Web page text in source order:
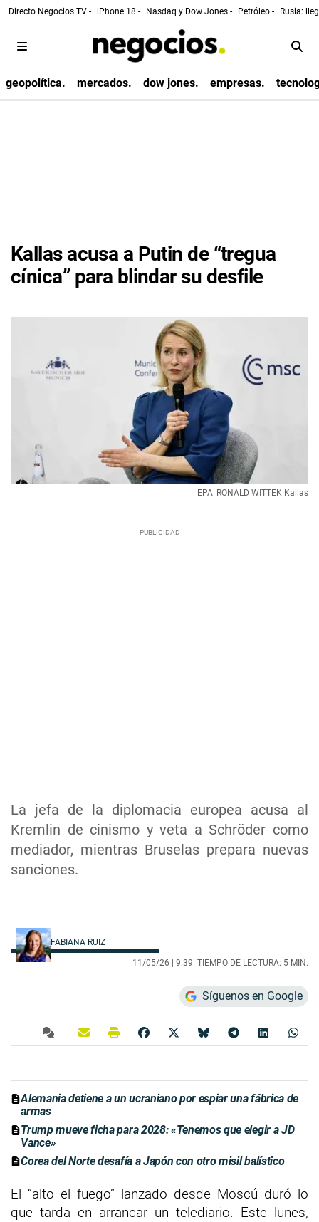
Directo Negocios TV - iPhone 18 - Nasdaq y Dow Jones - Petróleo - Rusia:
geopolítica. mercados. dow jones. empresas.
Kallas acusa a Putin de “tregua
cínica” para blindar su desfile
La jefa de la diplomacia europea acusa al
Kremlin de cinismo y veta a Schröder como
mediador, mientras Bruselas prepara nuevas
sanciones.
EPA_RONALD WITTEK Kallas
FABIANA RUIZ
11/05/26 | 9:39 | TIEMPO DE LECTURA: 5 MIN.
Síguenos en Google
Alemania detiene a un ucraniano por espiar una fábrica de
armas
Trump mueve ficha para 2028: «Tenemos que elegir a JD
Vance»
Corea del Norte desafía a Japón con otro misil balístico
El “alto el fuego” lanzado desde Moscú duró lo
que tarda en arrancar un telediario. Este lunes,